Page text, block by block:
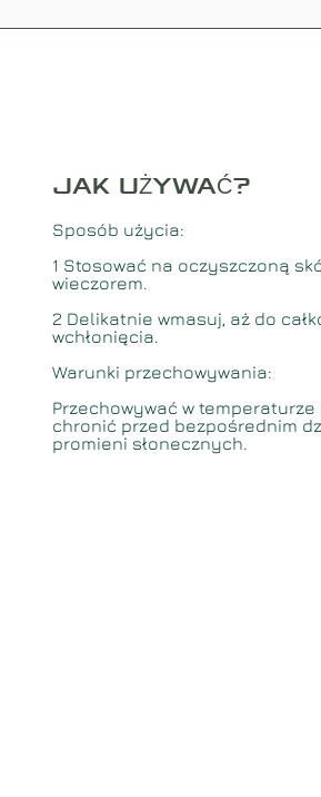
JAK UŻYWAĆ?
Sposób użycia:
1️ Stosować na oczyszczoną
wieczorem.
2️ Delikatnie wmasuj, aż do
wchłonięcia.
Warunki przechowywania:
Przechowywać w temperaturze
chronić przed bezpośrednim
promieni słonecznych.